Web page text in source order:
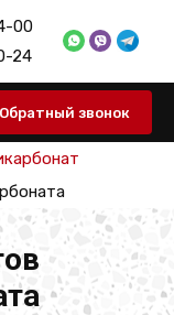
00
24
Обратный звонок